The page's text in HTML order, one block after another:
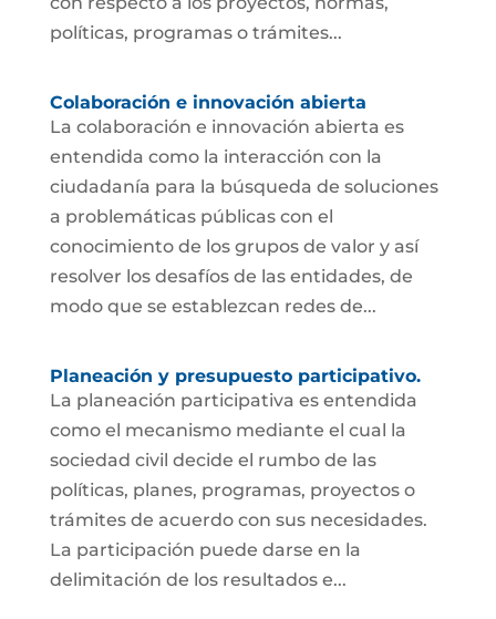
políticas, programas o trámites...
Colaboración e innovación abierta
La colaboración e innovación abierta es
entendida como la interacción con la
ciudadanía para la búsqueda de soluciones
a problemáticas públicas con el
conocimiento de los grupos de valor y así
resolver los desafíos de las entidades, de
modo que se establezcan redes de...
Planeación y presupuesto participativo.
La planeación participativa es entendida
como el mecanismo mediante el cual la
sociedad civil decide el rumbo de las
políticas, planes, programas, proyectos o
trámites de acuerdo con sus necesidades.
La participación puede darse en la
delimitación de los resultados e...